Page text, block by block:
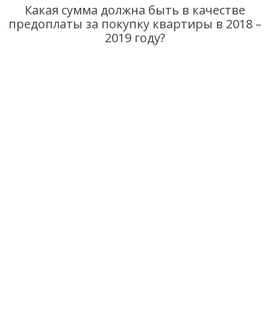
Какая сумма должна быть в качестве
предоплаты за покупку квартиры в 2018 –
2019 году?